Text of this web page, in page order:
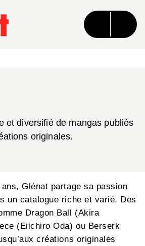
CONTENU
et diversifié de mangas publiés
originales.
Glénat partage sa passion
un catalogue riche et varié. Des
Dragon Ball (Akira
(Eiichiro Oda) ou Berserk
créations originales